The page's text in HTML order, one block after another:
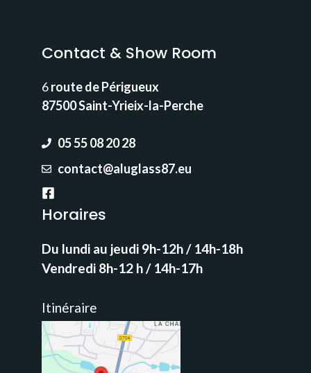
Contact & Show Room
6route de Périgueux
87500 Saint-Yrieix-la-Perche
05 55 08 20 28
contact@aluglass87.eu
Horaires
Du lundi au jeudi 9h-12h / 14h-18h
Vendredi 8h-12 h / 14h-17h
Itinéraire